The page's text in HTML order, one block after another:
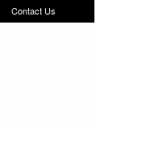
Contact Us